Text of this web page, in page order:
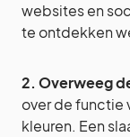
websites en
te ontdekken
2. Overweeg
over de functie
kleuren. Een